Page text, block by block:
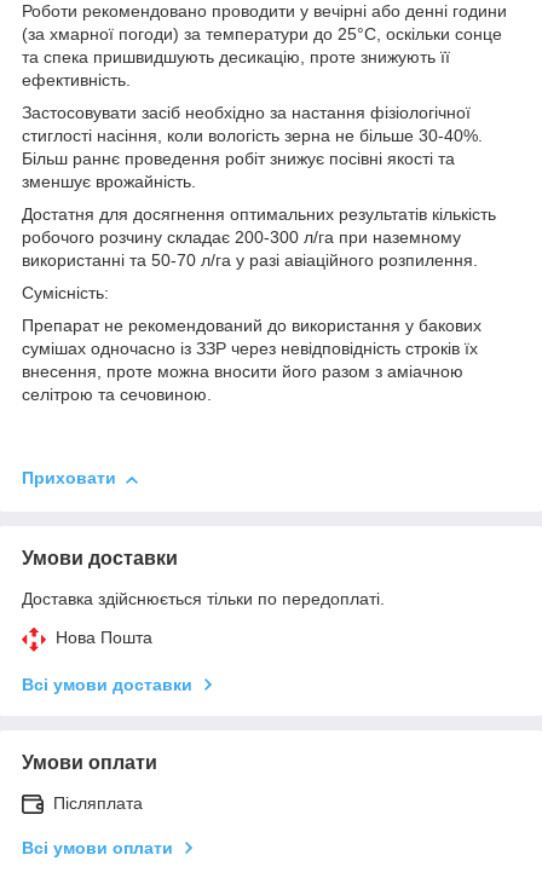
Роботи рекомендовано проводити у вечірні або денні години
(за хмарної погоди) за температури до 25°С, оскільки сонце
та спека пришвидшують десикацію, проте знижують її
ефективність.
Застосовувати засіб необхідно за настання фізіологічної
стиглості насіння, коли вологість зерна не більше 30-40%.
Більш раннє проведення робіт знижує посівні якості та
зменшує врожайність.
Достатня для досягнення оптимальних результатів кількість
робочого розчину складає 200-300 л/га при наземному
використанні та 50-70 л/га у разі авіаційного розпилення.
Сумісність:
Препарат не рекомендований до використання у бакових
сумішах одночасно із ЗЗР через невідповідність строків їх
внесення, проте можна вносити його разом з аміачною
селітрою та сечовиною.
Приховати
Умови доставки
Доставка здійснюється тільки по передоплаті.
Нова Пошта
Всі умови доставки
Умови оплати
Післяплата
Всі умови оплати